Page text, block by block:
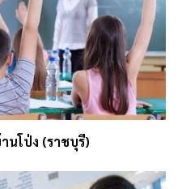
นโป่ง (ราชบุรี)